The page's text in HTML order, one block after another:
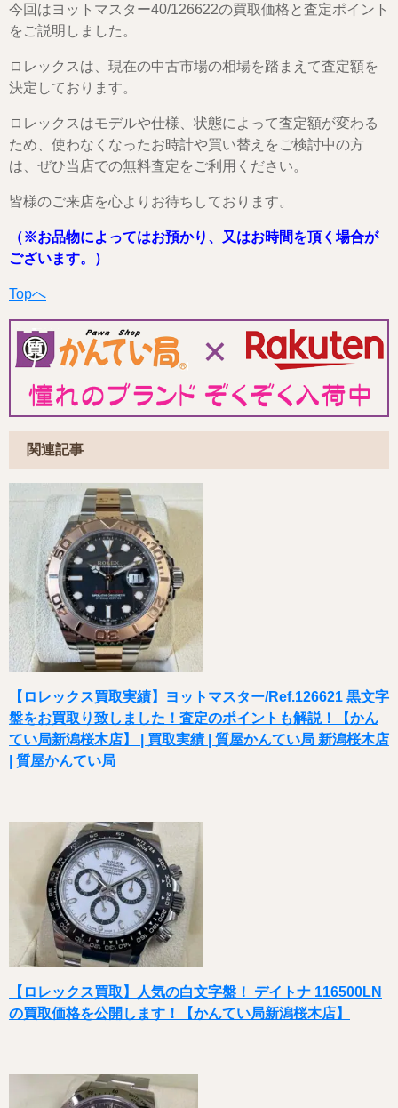
今回はヨットマスター40/126622の買取価格と査定ポイント
をご説明しました。
ロレックスは、現在の中古市場の相場を踏まえて査定額を
決定しております。
ロレックスはモデルや仕様、状態によって査定額が変わる
ため、使わなくなったお時計や買い替えをご検討中の方
は、ぜひ当店での無料査定をご利用ください。
皆様のご来店を心よりお待ちしております。
（※お品物によってはお預かり、又はお時間を頂く場合が
ございます。）
Topへ
関連記事
【ロレックス買取実績】ヨットマスター/Ref.126621 黒文字
盤をお買取り致しました！査定のポイントも解説！【かん
てい局新潟桜木店】 | 買取実績 | 質屋かんてい局 新潟桜木店
| 質屋かんてい局
【ロレックス買取】人気の白文字盤！ デイトナ 116500LN
の買取価格を公開します！【かんてい局新潟桜木店】